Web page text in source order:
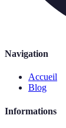
Navigation
Accueil
Blog
Informations